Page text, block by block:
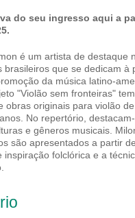
do seu ingresso aqui a
é um artista de destaque
brasileiros que se dedicam à
da música latino-
"Violão sem fronteiras"
obras originais para violão
No repertório,
e gêneros musicais.
são apresentados a partir
inspiração folclórica e a